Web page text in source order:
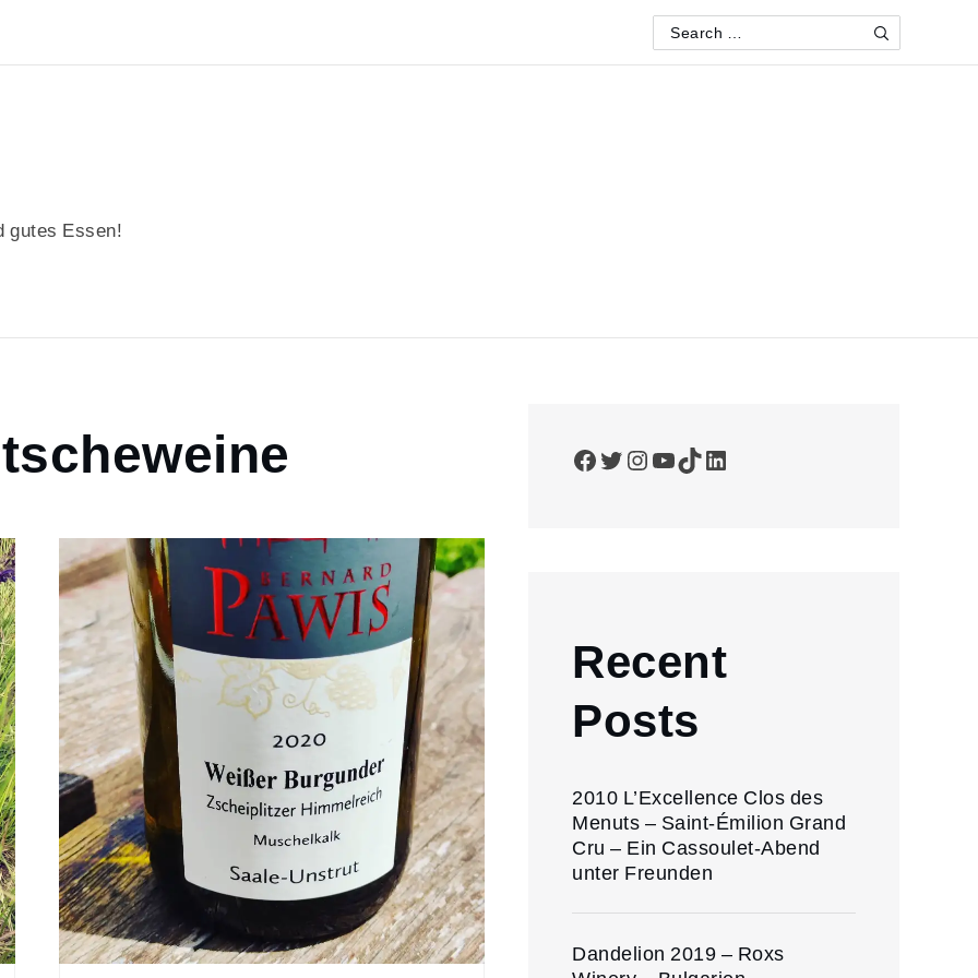
Search
for:
Search
gutes Essen!
Facebook
Twitter
Instagram
YouTube
TikTokLinkedIn
Recent
Posts
2010 L’Excellence Clos des
Menuts – Saint-Émilion Grand
Cru – Ein Cassoulet-Abend
unter Freunden
Dandelion 2019 – Roxs